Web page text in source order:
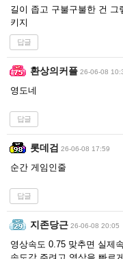
길이 좁고 구불구불한 건
키지
답글
환상의커플 26-06-08
영도네
답글
롯데검 26-06-08 17:59
순간 게임인줄
답글
지존당근 26-06-08 20:05
영상속도 0.75 맞추면 실제